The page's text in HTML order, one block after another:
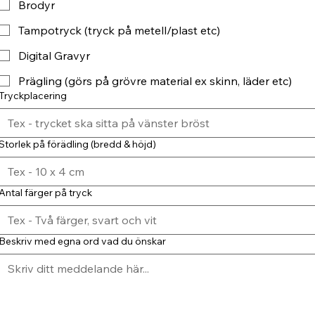
Brodyr
Tampotryck (tryck på metell/plast etc)
Digital Gravyr
Prägling (görs på grövre material ex skinn, läder etc)
på förädling (bredd & höjd)
färger på tryck
med egna ord vad du önskar